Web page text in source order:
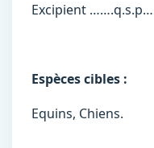
Excipient
Espèces cibles :
Equins, Chiens.